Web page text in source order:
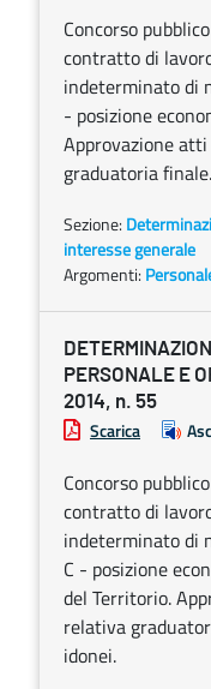
Concorso
contratto di
indeterminato di
- posizione
Approvazione
graduatoria
Sezione:
interesse generale
Argomenti:
PERSONALE E
2014, n. 55
Scarica
Concorso
contratto di
indeterminato di
C - posizione
del Territorio.
relativa
idonei.